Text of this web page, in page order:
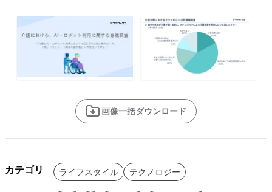
画像一括ダウンロード
カテゴリ ライフスタイル テクノロジー